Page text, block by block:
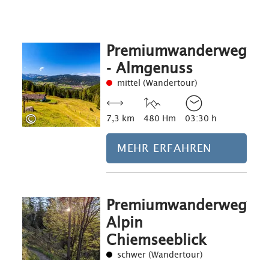
©
Premiumwanderweg
- Almgenuss
mittel (Wandertour)
7,3 km 480 Hm 03:30 h
MEHR ERFAHREN
Premiumwanderweg
Alpin
Chiemseeblick
schwer (Wandertour)